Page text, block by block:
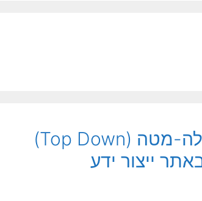
פנחס יחזקאלי: המודלים מעלה-מטה (Top Down)